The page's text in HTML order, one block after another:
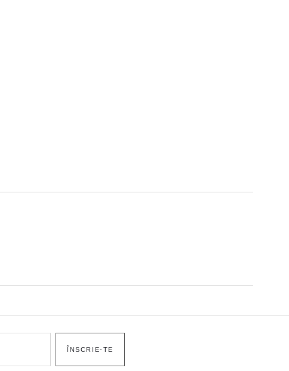
ÎNSCRIE-TE